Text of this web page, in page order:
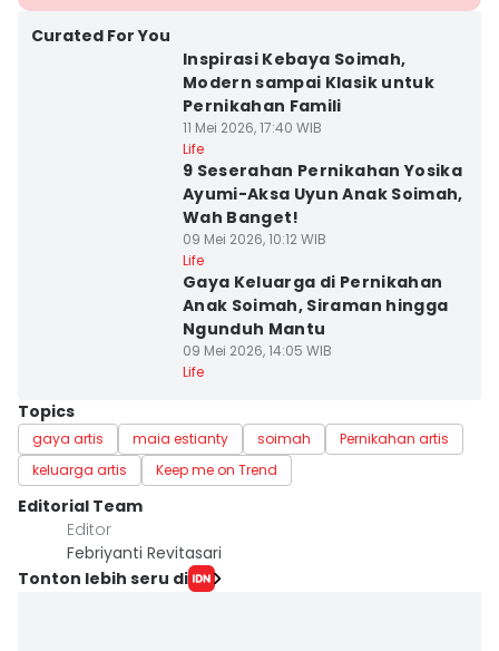
Curated For You
Inspirasi Kebaya Soimah,
Modern sampai Klasik untuk
Pernikahan Famili
11 Mei 2026, 17:40 WIB
Life
9 Seserahan Pernikahan Yosika
Ayumi-Aksa Uyun Anak Soimah,
Wah Banget!
09 Mei 2026, 10:12 WIB
Life
Gaya Keluarga di Pernikahan
Anak Soimah, Siraman hingga
Ngunduh Mantu
09 Mei 2026, 14:05 WIB
Life
Topics
gaya artis maia estianty soimah
Pernikahan artis
keluarga artis
Keep me on Trend
Editorial Team
Editor
Febriyanti Revitasari
Tonton lebih seru di